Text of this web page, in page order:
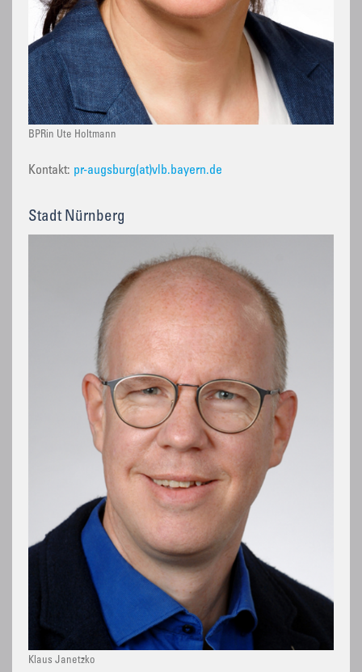
BPRin Ute Holtmann
Kontakt: pr-augsburg(at)vlb.bayern.de
Stadt Nürnberg
Klaus Janetzko